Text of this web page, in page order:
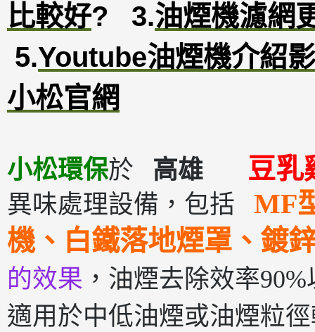
比較好? 3.油煙機濾網
5.Youtube油煙機介紹
小松官網
小松環保於 高雄 豆
異味處理設備，包括 MF
機、白鐵落地煙罩、鍍
的效果 ，油煙去除效率
適用於中低油煙或油煙粒